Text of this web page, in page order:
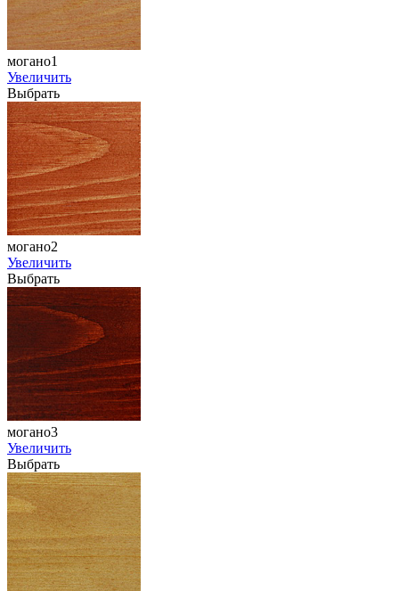
могано1
Увеличить
Выбрать
могано2
Увеличить
Выбрать
могано3
Увеличить
Выбрать